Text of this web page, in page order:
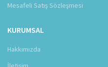
Mesafeli Satış Sözleşmesi
KURUMSAL
Hakkımızda